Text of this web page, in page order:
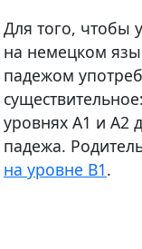
Для того, чтобы
на немецком
падежом
существительное:
уровнях А1 и А2
падежа.
на уровне В1.